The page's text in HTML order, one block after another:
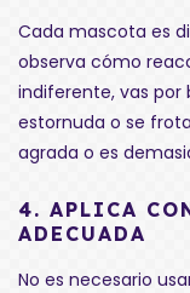
Cada mascota es
observa cómo
indiferente, vas por
estornuda o se
agrada o es
4. APLICA
ADECUADA
No es necesario